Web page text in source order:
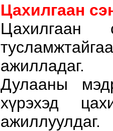
Цахилгаан
ажилладаг.
Дулааны
хүрэхэд
ажиллуулдаг.